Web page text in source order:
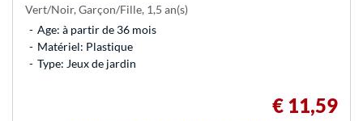
Vert/Noir, Garçon/Fille, 1,5 an(s)
Age: à partir de 36 mois
Matériel: Plastique
Type: Jeux de jardin
€ 11,59